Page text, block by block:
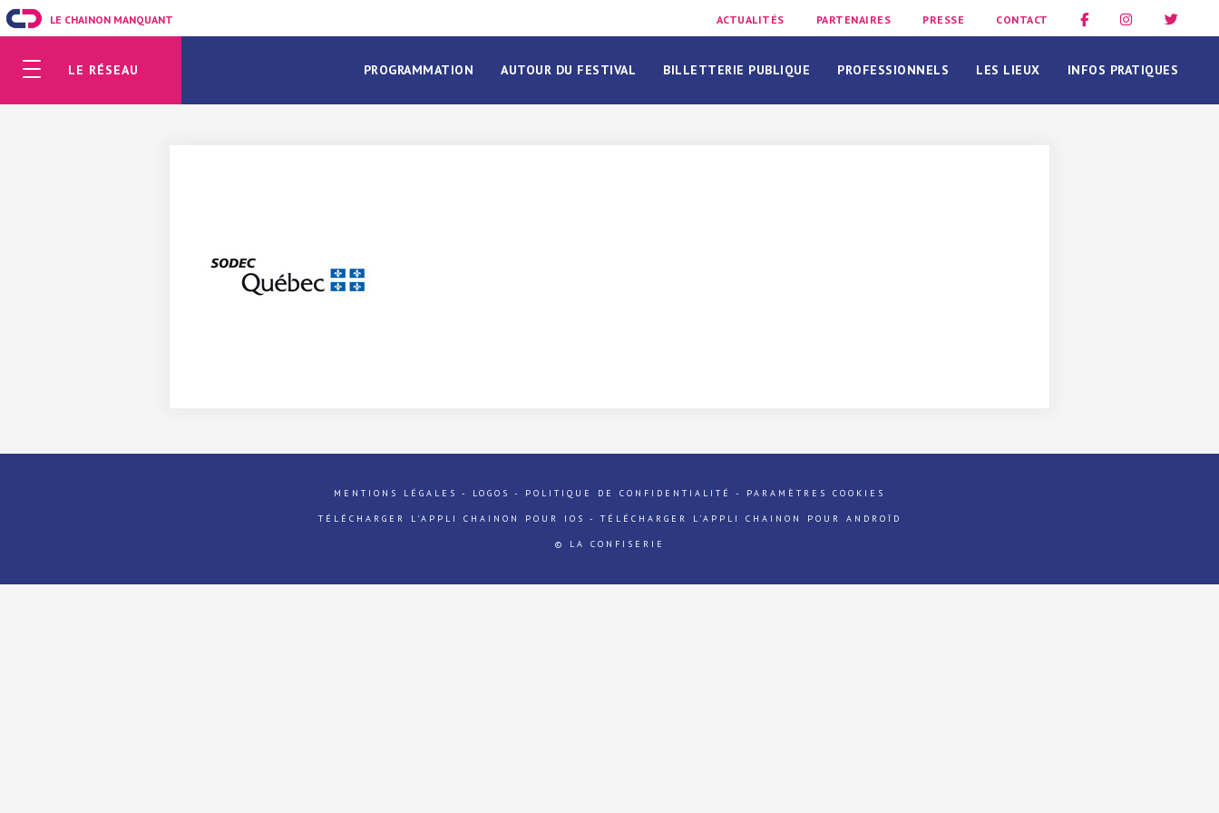
LE CHAINON MANQUANT ACTUALITÉS PARTENAIRES PRESSE CONTACT
LE RÉSEAU PROGRAMMATION AUTOUR DU FESTIVAL BILLETTERIE PUBLIQUE PROFESSIONNELS LES LIEUX INFOS PRATIQUES
MENTIONS LÉGALES - LOGOS - POLITIQUE DE CONFIDENTIALITÉ - PARAMÈTRES COOKIES
TÉLÉCHARGER L'APPLI CHAINON POUR IOS - TÉLÉCHARGER L'APPLI CHAINON POUR ANDROÏD
© LA CONFISERIE